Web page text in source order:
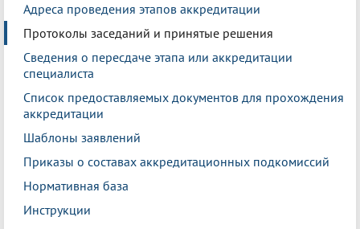
Адреса проведения этапов аккредитации
Протоколы заседаний и принятые решения
Сведения о пересдаче этапа или аккредитации
специалиста
Список предоставляемых документов для прохождения
аккредитации
Шаблоны заявлений
Приказы о составах аккредитационных подкомиссий
Нормативная база
Инструкции